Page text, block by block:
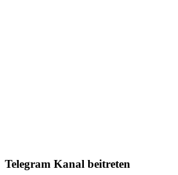
Telegram Kanal beitreten